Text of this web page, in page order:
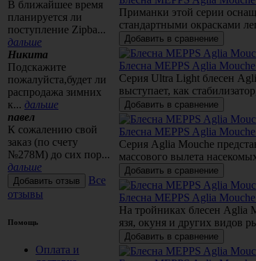
В ближайшее время
планируется ли
поступление Zipba...
дальше
Никита
Подскажите
пожалуйста,будет ли
распродажа зимних
к... дальше
павел
К сожалению свой
заказ (по счету
№278М) до сих пор...
дальше
Все
отзывы
Помощь
Оплата и
Приманки этой серии
стандартными окрасками
Блесна MEPPS Aglia
Серия Ultra Light блесен
выступает, как
Блесна MEPPS Aglia
Серия Aglia Mouche
массового вылета
Блесна MEPPS Aglia
На тройниках блесен Aglia
язя, окуня и других видов